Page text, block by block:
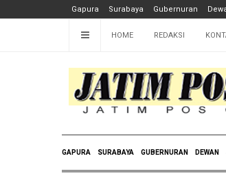
Gapura Surabaya Gubernuran
HOME REDAKSI
GAPURA SURABAYA GUBERNURAN DEWAN